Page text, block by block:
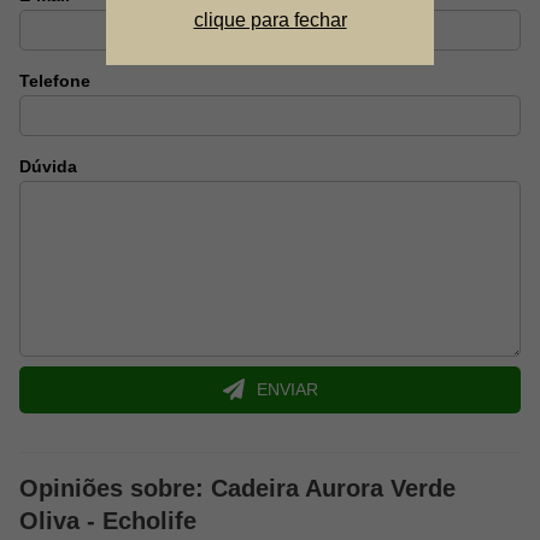
Telefone
Dúvida
ENVIAR
Opiniões sobre: Cadeira Aurora Verde
Oliva - Echolife
clique para fechar